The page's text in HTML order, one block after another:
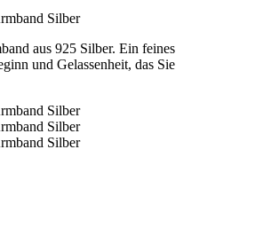
aus 925 Silber. Ein feines
und Gelassenheit, das Sie